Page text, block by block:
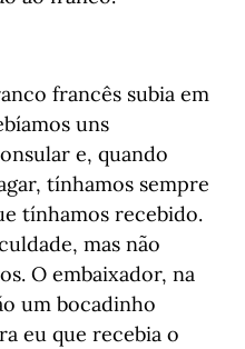
francês subia em
uns
e, quando
tínhamos sempre
tínhamos recebido.
mas não
O embaixador, na
um bocadinho
eu que recebia o